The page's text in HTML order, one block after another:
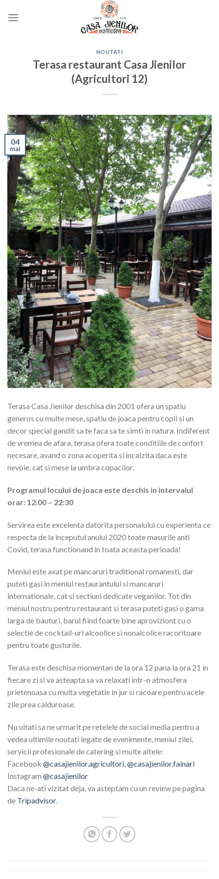
NOUTATI
Terasa restaurant Casa Jienilor
(Agricultori 12)
04
mai
Terasa Casa Jienilor deschisa din 2001 ofera un spatiu
generos cu multe mese, spatiu de joaca pentru copii si un
decor special gandit sa te faca sa te simti in natura. Indiferent
de vremea de afara, terasa ofera toate conditiile de confort
necesare, avand o zona acoperita si incalzita daca este
nevoie, cat si mese la umbra copacilor.
Programul locului de joaca este deschis in intervalul
orar: 12:00 – 22:30
Servirea este excelenta datorita personalului cu experienta ce
respecta de la inceputul anului 2020 toate masurile anti
Covid, terasa functionand in toata aceasta perioada!
Meniul este axat pe mancaruri traditional romanesti, dar
puteti gasi in meniul restaurantului si mancaruri
internationale, cat si sectiuni dedicate veganilor. Tot din
meniul nostru pentru restaurant si terasa puteti gasi o gama
larga de bauturi, barul fiind foarte bine aproviziont cu o
selectie de cocktail-uri alcoolice si nonalcolice racoritoare
pentru toate gusturile.
Terasa este deschisa momentan de la ora 12 pana la ora 21 in
fiecare zi si va asteapta sa va relaxati intr-o atmosfera
prietenoasa cu multa vegetatie in jur si racoare pentru acele
zile prea calduroase.
Nu uitati sa ne urmarit pe retelele de social media pentru a
vedea ultimile noutati legate de evenimente, meniul zilei,
servicii profesionale de catering si multe altele:
Facebook @casajienilor.agricultori,@casajienilor.fainari
Instagram @casajienilor
Daca ne-ati vizitat deja, va asteptam cu un review pe pagina
de Tripadvisor.